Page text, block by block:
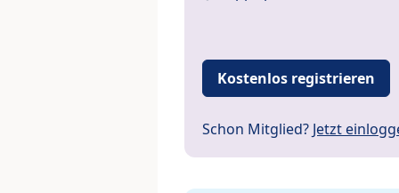
Kostenlos registrieren
Schon Mitglied? Jetzt